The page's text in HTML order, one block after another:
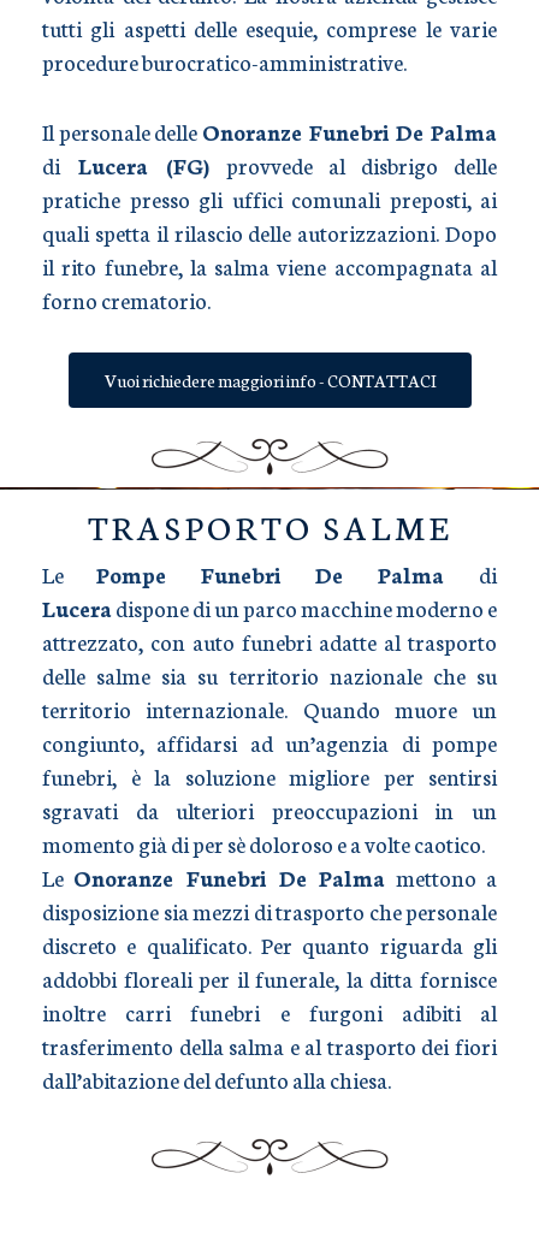
tutti gli aspetti delle esequie, comprese le varie
procedure burocratico-amministrative.
Il personale delleOnoranze Funebri De Palma
di Lucera (FG) provvede al disbrigo delle
pratiche presso gli uffici comunali preposti, ai
quali spetta il rilascio delle autorizzazioni. Dopo
il rito funebre, la salma viene accompagnata al
forno crematorio.
Vuoi richiedere maggiori info - CONTATTACI
TRASPORTO SALME
Le Pompe Funebri De Palma di
Luceradispone di un parco macchine moderno e
attrezzato, con auto funebri adatte al trasporto
delle salme sia su territorio nazionale che su
territorio internazionale. Quando muore un
congiunto, affidarsi ad un’agenzia di pompe
funebri, è la soluzione migliore per sentirsi
sgravati da ulteriori preoccupazioni in un
momento già di per sè doloroso e a volte caotico.
Le Onoranze Funebri De Palma mettono a
disposizione sia mezzi di trasporto che personale
discreto e qualificato. Per quanto riguarda gli
addobbi floreali per il funerale, la ditta fornisce
inoltre carri funebri e furgoni adibiti al
trasferimento della salma e al trasporto dei fiori
dall’abitazione del defunto alla chiesa.